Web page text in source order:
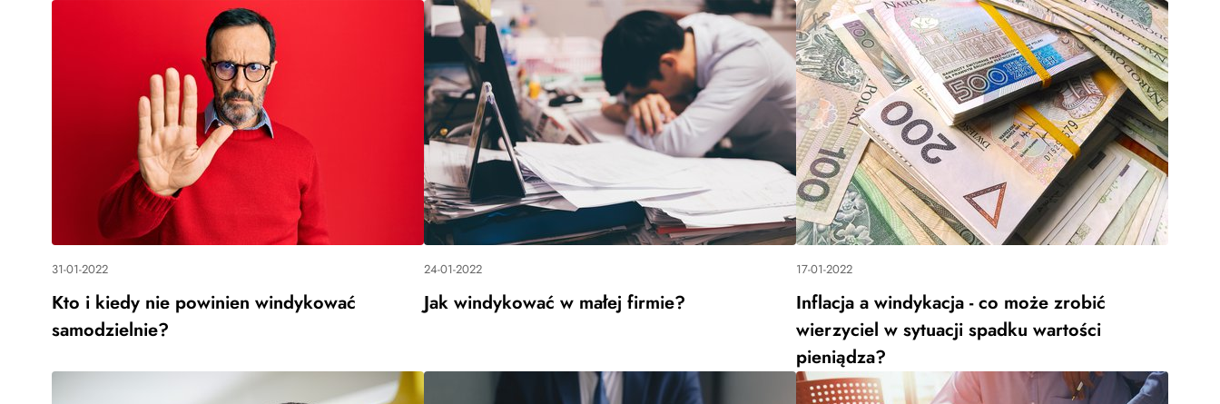
31-01-2022
Kto i kiedy nie powinien windykować
samodzielnie?
24-01-2022
Jak windykować w małej firmie?
17-01-2022
Inflacja a windykacja - co może zrobić
wierzyciel w sytuacji spadku wartości
pieniądza?